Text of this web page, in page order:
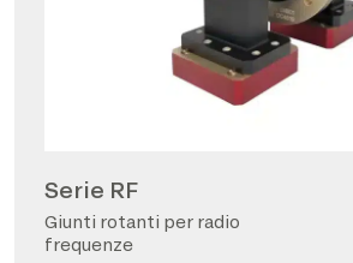
Serie RF
Giunti rotanti per radio
frequenze